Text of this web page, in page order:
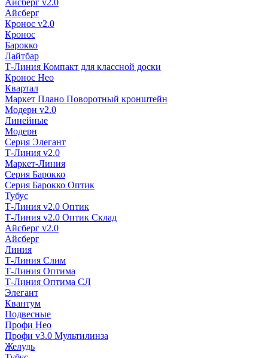
Айсберг v2.0
Айсберг
Кронос v2.0
Кронос
Барокко
Лайтбар
Т-Линия Компакт для классной доски
Кронос Нео
Квартал
Маркет Плано Поворотный кронштейн
Модерн v2.0
Линейные
Модерн
Серия Элегант
Т-Линия v2.0
Маркет-Линия
Серия Барокко
Серия Барокко Оптик
Тубус
Т-Линия v2.0 Оптик
Т-Линия v2.0 Оптик Склад
Айсберг v2.0
Айсберг
Линия
Т-Линия Слим
Т-Линия Оптима
Т-Линия Оптима СЛ
Элегант
Квантум
Подвесные
Профи Нео
Профи v3.0 Мультилинза
Желудь